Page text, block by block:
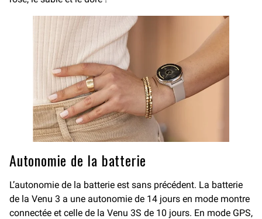
Autonomie de la batterie
L’autonomie de la batterie est sans précédent. La batterie
de la Venu 3 a une autonomie de 14 jours en mode montre
connectée et celle de la Venu 3S de 10 jours. En mode GPS,